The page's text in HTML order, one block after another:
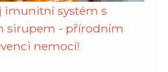
imunitní systém s
sirupem - přírodním
nemocí!